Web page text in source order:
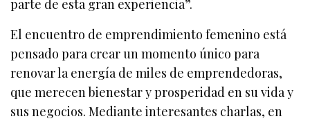
parte de esta gran experiencia”.
El encuentro de emprendimiento femenino está
pensado para crear un momento único para
renovar la energía de miles de emprendedoras,
que merecen bienestar y prosperidad en su vida y
sus negocios. Mediante interesantes charlas, en